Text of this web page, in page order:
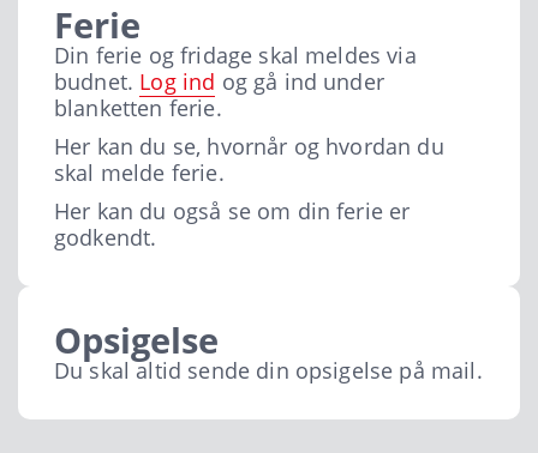
Ferie
Din ferie og fridage skal meldes via
budnet. Log ind og gå ind under
blanketten ferie.
Her kan du se, hvornår og hvordan du
skal melde ferie.
Her kan du også se om din ferie er
godkendt.
Opsigelse
Du skal altid sende din opsigelse på mail.